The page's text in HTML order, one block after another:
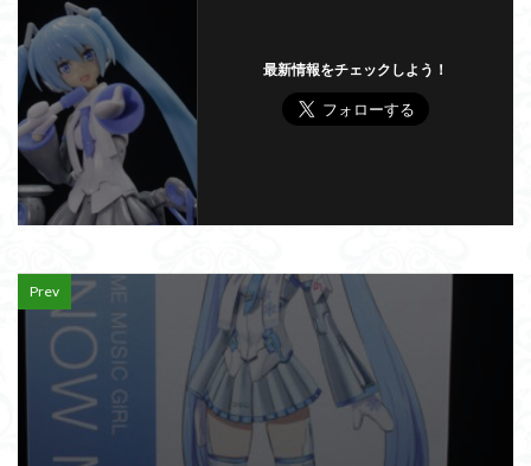
最新情報をチェックしよう！
Prev